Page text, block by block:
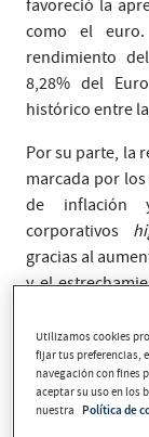
favoreció la
como el
rendimiento
8,28% del
histórico entre
Por su parte, la
marcada por
de inflación
corporativos
gracias al
y el
deuda
años cerró el
mientras que
2,077% de
Utilizamos cookies
fijar tus preferencias,
navegación con fines
aceptar su uso en los
nuestra
Política de